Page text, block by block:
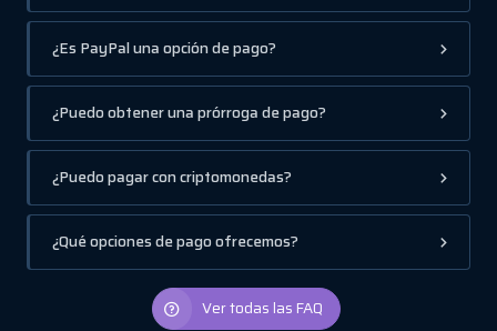
¿Es PayPal una opción de pago?
¿Puedo obtener una prórroga de pago?
¿Puedo pagar con criptomonedas?
¿Qué opciones de pago ofrecemos?
Ver todas las FAQ